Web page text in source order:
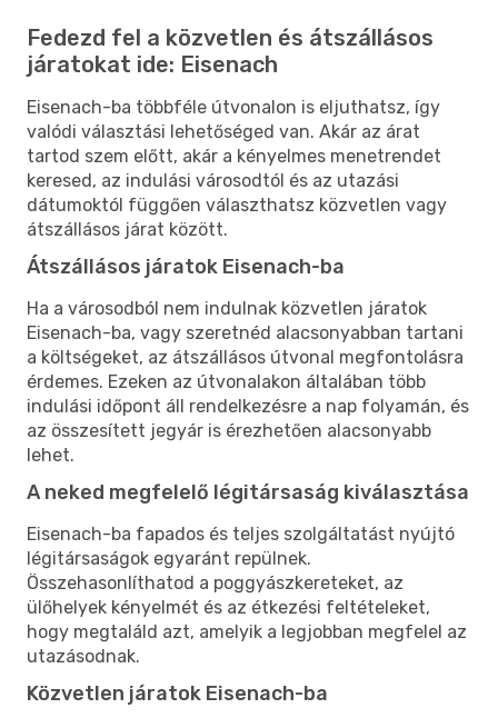
Fedezd fel a közvetlen és átszállásos
járatokat ide: Eisenach
Eisenach-ba többféle útvonalon is eljuthatsz, így
valódi választási lehetőséged van. Akár az árat
tartod szem előtt, akár a kényelmes menetrendet
keresed, az indulási városodtól és az utazási
dátumoktól függően választhatsz közvetlen vagy
átszállásos járat között.
Átszállásos járatok Eisenach-ba
Ha a városodból nem indulnak közvetlen járatok
Eisenach-ba, vagy szeretnéd alacsonyabban tartani
a költségeket, az átszállásos útvonal megfontolásra
érdemes. Ezeken az útvonalakon általában több
indulási időpont áll rendelkezésre a nap folyamán, és
az összesített jegyár is érezhetően alacsonyabb
lehet.
A neked megfelelő légitársaság kiválasztása
Eisenach-ba fapados és teljes szolgáltatást nyújtó
légitársaságok egyaránt repülnek.
Összehasonlíthatod a poggyászkereteket, az
ülőhelyek kényelmét és az étkezési feltételeket,
hogy megtaláld azt, amelyik a legjobban megfelel az
utazásodnak.
Közvetlen járatok Eisenach-ba